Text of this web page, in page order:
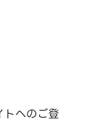
へのご登